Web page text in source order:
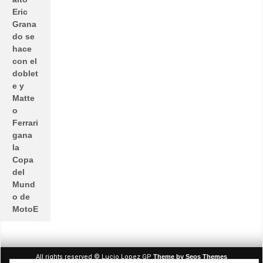
Eric
Grana
do se
hace
con el
doblet
e y
Matte
o
Ferrari
gana
la
Copa
del
Mund
o de
MotoE
All rights reserved © Lucio Lopez GP Theme by Seos Themes